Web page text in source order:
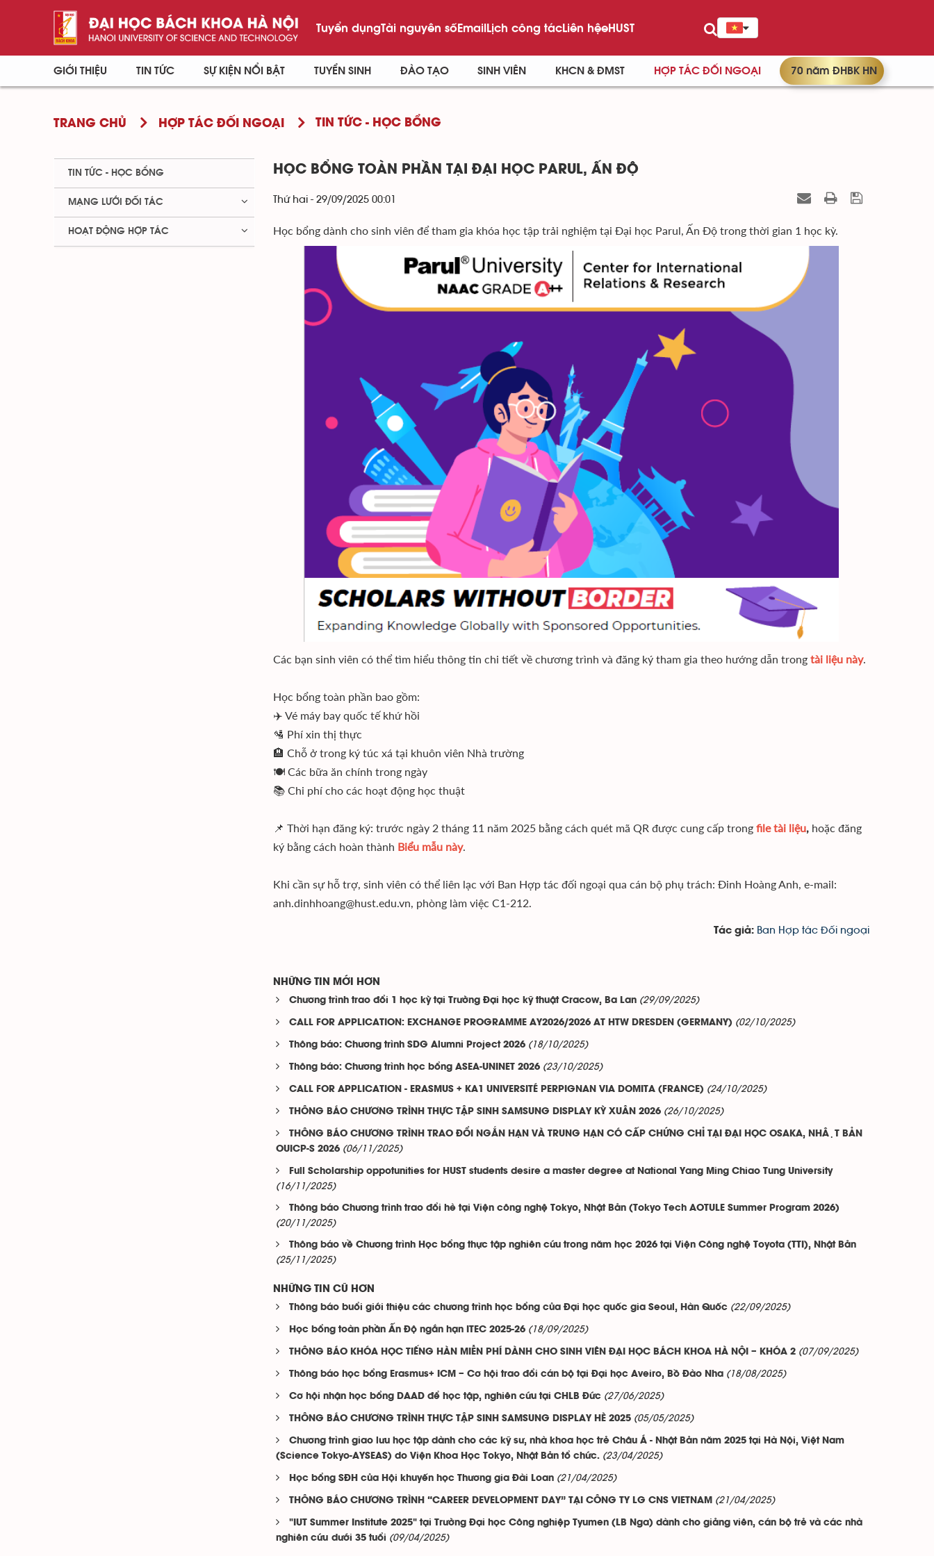
Tuyển dụngTài nguyên sốEmailLịch công tácLiên hệeHUST
GIỚI THIỆU TIN TỨC SỰ KIỆN NỔI BẬT TUYỂN SINH ĐÀO TẠO SINH VIÊN KHCN & ĐMST HỢP TÁC ĐỐI NGOẠI 70 năm ĐHBK HN
TRANG CHỦ HỢP TÁC ĐỐI NGOẠI TIN TỨC - HỌC BỔNG
HỌC BỔNG TOÀN PHẦN TẠI ĐẠI HỌC PARUL, ẤN ĐỘ
Thứ hai - 29/09/2025 00:01
Học bổng dành cho sinh viên để tham gia khóa học tập trải nghiệm tại Đại học Parul, Ấn Độ trong thời gian 1 học kỳ.
Các bạn sinh viên có thể tìm hiểu thông tin chi tiết về chương trình và đăng ký tham gia theo hướng dẫn trong tài liệu này.
Học bổng toàn phần bao gồm:
✈️ Vé máy bay quốc tế khứ hồi
🛂 Phí xin thị thực
🏨 Chỗ ở trong ký túc xá tại khuôn viên Nhà trường
🍽️ Các bữa ăn chính trong ngày
📚 Chi phí cho các hoạt động học thuật
📌 Thời hạn đăng ký: trước ngày 2 tháng 11 năm 2025 bằng cách quét mã QR được cung cấp trong file tài liệu, hoặc đăng
ký bằng cách hoàn thành Biểu mẫu này.
Khi cần sự hỗ trợ, sinh viên có thể liên lạc với Ban Hợp tác đối ngoại qua cán bộ phụ trách: Đinh Hoàng Anh, e-mail:
anh.dinhhoang@hust.edu.vn, phòng làm việc C1-212.
Tác giả: Ban Hợp tác Đối ngoại
NHỮNG TIN MỚI HƠN
Chương trình trao đổi 1 học kỳ tại Trường Đại học kỹ thuật Cracow, Ba Lan (29/09/2025)
CALL FOR APPLICATION: EXCHANGE PROGRAMME AY2026/2026 AT HTW DRESDEN (GERMANY) (02/10/2025)
Thông báo: Chương trình SDG Alumni Project 2026 (18/10/2025)
Thông báo: Chương trình học bổng ASEA-UNINET 2026 (23/10/2025)
CALL FOR APPLICATION - ERASMUS + KA1 UNIVERSITÉ PERPIGNAN VIA DOMITA (FRANCE) (24/10/2025)
THÔNG BÁO CHƯƠNG TRÌNH THỰC TẬP SINH SAMSUNG DISPLAY KỲ XUÂN 2026 (26/10/2025)
THÔNG BÁO CHƯƠNG TRÌNH TRAO ĐỔI NGẮN HẠN VÀ TRUNG HẠN CÓ CẤP CHỨNG CHỈ TẠI ĐẠI HỌC OSAKA, NHẬT BẢN
OUICP-S 2026 (06/11/2025)
Full Scholarship oppotunities for HUST students desire a master degree at National Yang Ming Chiao Tung University
(16/11/2025)
Thông báo Chương trình trao đổi hè tại Viện công nghệ Tokyo, Nhật Bản (Tokyo Tech AOTULE Summer Program 2026)
(20/11/2025)
Thông báo về Chương trình Học bổng thực tập nghiên cứu trong năm học 2026 tại Viện Công nghệ Toyota (TTI), Nhật Bản
(25/11/2025)
NHỮNG TIN CŨ HƠN
Thông báo buổi giới thiệu các chương trình học bổng của Đại học quốc gia Seoul, Hàn Quốc (22/09/2025)
Học bổng toàn phần Ấn Độ ngắn hạn ITEC 2025-26 (18/09/2025)
THÔNG BÁO KHÓA HỌC TIẾNG HÀN MIỄN PHÍ DÀNH CHO SINH VIÊN ĐẠI HỌC BÁCH KHOA HÀ NỘI – KHÓA 2 (07/09/2025)
Thông báo học bổng Erasmus+ ICM – Cơ hội trao đổi cán bộ tại Đại học Aveiro, Bồ Đào Nha (18/08/2025)
Cơ hội nhận học bổng DAAD để học tập, nghiên cứu tại CHLB Đức (27/06/2025)
THÔNG BÁO CHƯƠNG TRÌNH THỰC TẬP SINH SAMSUNG DISPLAY HÈ 2025 (05/05/2025)
Chương trình giao lưu học tập dành cho các kỹ sư, nhà khoa học trẻ Châu Á - Nhật Bản năm 2025 tại Hà Nội, Việt Nam
(Science Tokyo-AYSEAS) do Viện Khoa Học Tokyo, Nhật Bản tổ chức. (23/04/2025)
Học bổng SĐH của Hội khuyến học Thương gia Đài Loan (21/04/2025)
THÔNG BÁO CHƯƠNG TRÌNH “CAREER DEVELOPMENT DAY” TẠI CÔNG TY LG CNS VIETNAM (21/04/2025)
"IUT Summer Institute 2025" tại Trường Đại học Công nghiệp Tyumen (LB Nga) dành cho giảng viên, cán bộ trẻ và các nhà
nghiên cứu dưới 35 tuổi (09/04/2025)
TIN TỨC - HỌC BỔNG
MẠNG LƯỚI ĐỐI TÁC
HOẠT ĐỘNG HỢP TÁC